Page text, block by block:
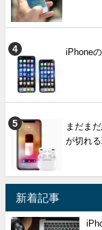
iPhone
まだま
が切れる
新着記事